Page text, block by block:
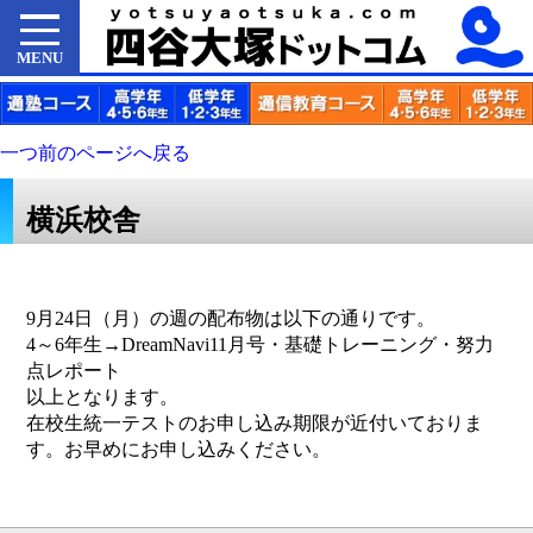
MENU
一つ前のページへ戻る
横浜校舎
9月24日（月）の週の配布物は以下の通りです。
4～6年生→DreamNavi11月号・基礎トレーニング・努力
点レポート
以上となります。
在校生統一テストのお申し込み期限が近付いておりま
す。お早めにお申し込みください。